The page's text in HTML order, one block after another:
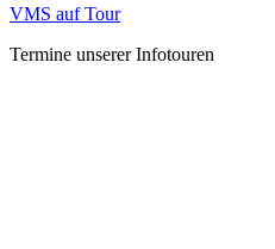
VMS auf Tour
Termine unserer Infotouren